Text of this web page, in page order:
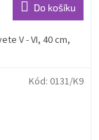
Do košíku
V - VI, 40 cm,
Kód: 0131/K9